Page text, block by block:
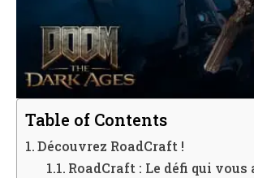
Table of Contents
Découvrez RoadCraft !
RoadCraft : Le défi qui vous